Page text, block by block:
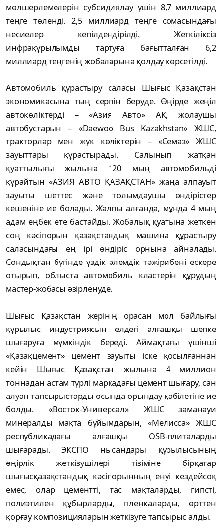
мөлшерлемелерін субсидиялау үшін 8,7 миллиард
теңге төленді. 2,5 миллиард теңге сомасындағы
несиелер кепілдендірілді. Жеткіліксіз
инфрақұрылымды тартуға бағытталған 6,2
миллиард теңгенің жобаларына қолдау көрсетілді.
Автомобиль құрастыру саласы Шығыс Қазақстан
экономикасына тың серпін беруде. Өңірде жеңіл
автокөліктерді – «Азия Авто» АҚ, жолаушы
автобустарын – «Daewoo Bus Kazakhstan» ЖШС,
тракторлар мен жүк көліктерін – «Семаз» ЖШС
зауыттары құрастырады. Салынып жатқан
қуаттылығы жылына 120 мың автомобильді
құрайтын «АЗИЯ АВТО ҚАЗАҚСТАН» жаңа алпауыт
зауыты шеттес және толымдаушы өндірістер
кешеніне ие болады. Жалпы алғанда, мұнда 4 мың
адам еңбек ете бастайды. Жобалық қуатына жеткен
соң кәсіпорын қазақстандық машина құрастыру
саласындағы ең ірі өндіріс орнына айналады.
Сондықтан бүгінде үздік әлемдік тәжірибені ескере
отырып, облыста автомобиль кластерін құрудың
мастер-жобасы әзірленуде.
Шығыс Қазақстан жерінің орасан мол байлығы
құрылыс индустриясын елдегі алғашқы шепке
шығаруға мүмкіндік береді. Аймақтағы үшінші
«Қазақцемент» цемент зауыты іске қосылғаннан
кейін Шығыс Қазақстан жылына 4 миллион
тоннадан астам түрлі маркадағы цемент шығару, сан
алуан тапсырыстарды осында орындау қабілетіне ие
болды. «Восток-Универсал» ЖШС заманауи
минералды мақта бұйымдарын, «Мелисса» ЖШС
республикадағы алғашқы OSB-плиталарды
шығарады. ЭКСПО нысандары құрылысының
өңірлік жеткізушілері тізіміне бірқатар
шығысқазақстандық кәсіпорынның енуі кездейсоқ
емес, олар цементті, тас мақталарды, гипсті,
полиэтилен құбырларды, пленкаларды, өрттен
қорғау композицияларын жеткізуге тапсырыс алды.